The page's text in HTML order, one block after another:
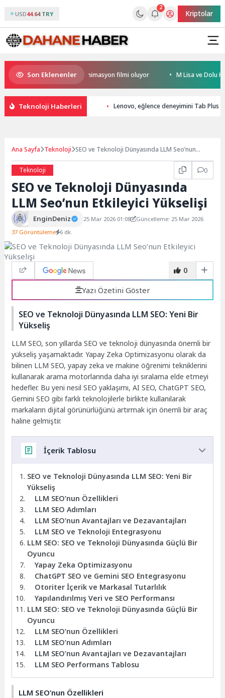
USD44.64 TRY
2
Kriptolar
Son Eklenenler
Türkiye’nin ilk IMAX® animasyon filmi oluyor M Lisa ve Dolu Kadehi
Teknoloji Haberleri Lenovo, eğlence deneyimini Tab Plus
Ana Sayfa Teknoloji SEO ve Teknoloji Dünyasında LLM Seo’nun
Teknoloji
0
SEO ve Teknoloji Dünyasında
LLM Seo’nun Etkileyici Yükselişi
EnginDeniz 25 Mar 2026 01:08
Güncelleme: 25 Mar 2026
37 Görüntüleme 6 dk.
0
Yazı Özetini Göster
SEO ve Teknoloji Dünyasında LLM SEO: Yeni Bir
Yükseliş
LLM SEO, son yıllarda SEO ve teknoloji dünyasında önemli bir
yükseliş yaşamaktadır. Yapay Zeka Optimizasyonu olarak da
bilinen LLM SEO, yapay zeka ve makine öğrenimi tekniklerini
kullanarak arama motorlarında daha iyi sıralama elde etmeyi
hedefler. Bu yeni nesil SEO yaklaşımı, AI SEO, ChatGPT SEO,
Gemini SEO gibi farklı teknolojilerle birlikte kullanılarak
markaların dijital görünürlüğünü artırmak için önemli bir araç
haline gelmiştir.
İçerik Tablosu
SEO ve Teknoloji Dünyasında LLM SEO: Yeni Bir
Yükseliş
LLM SEO’nun Özellikleri
LLM SEO Adımları
LLM SEO’nun Avantajları ve Dezavantajları
LLM SEO ve Teknoloji Entegrasyonu
LLM SEO: SEO ve Teknoloji Dünyasında Güçlü Bir
Oyuncu
Yapay Zeka Optimizasyonu
ChatGPT SEO ve Gemini SEO Entegrasyonu
Otoriter İçerik ve Markasal Tutarlılık
Yapılandırılmış Veri ve SEO Performansı
LLM SEO: SEO ve Teknoloji Dünyasında Güçlü Bir
Oyuncu
LLM SEO’nun Özellikleri
LLM SEO’nun Adımları
LLM SEO’nun Avantajları ve Dezavantajları
LLM SEO Performans Tablosu
LLM SEO’nun Özellikleri